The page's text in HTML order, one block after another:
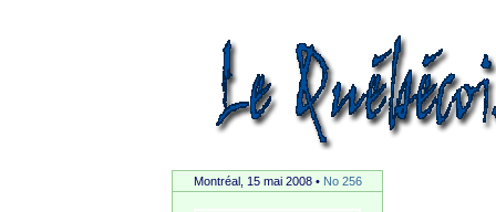
Montréal, 15 mai 2008 • No 256